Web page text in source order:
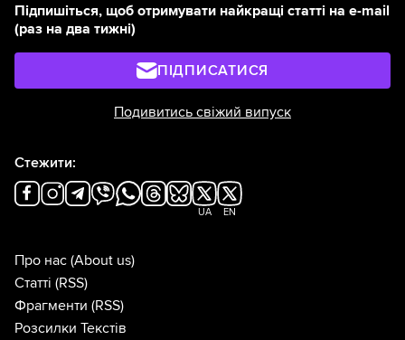
Підпишіться, щоб отримувати найкращі статті на e-mail
(раз на два тижні)
ПІДПИСАТИСЯ
Подивитись свіжий випуск
Стежити:
UA EN
Про нас (About us)
Статті (RSS)
Фрагменти (RSS)
Розсилки Текстів